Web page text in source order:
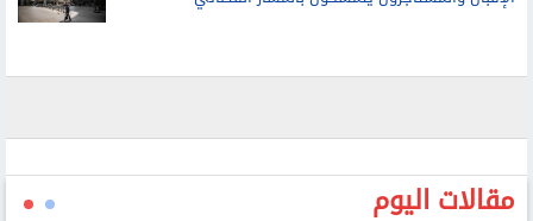
مقالات اليوم
عصابات الانتحال والاحتيال.. قضية أمن قومى
تأملات فى معنى العصر الذهبى العربى و«العودة» إليه (1 من